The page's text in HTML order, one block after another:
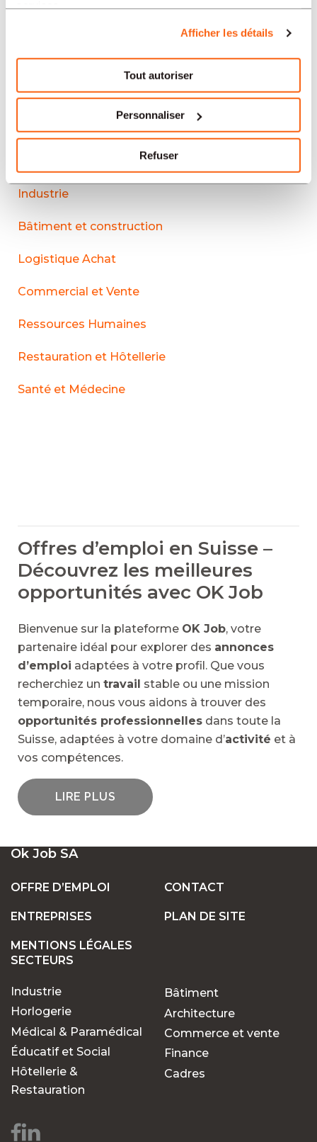
Afficher les détails
Tout autoriser
Personnaliser
Refuser
Nos offres d’emploi en Suisse
par secteur
Administration et secrétariat
Horlogerie
Industrie
Bâtiment et construction
Logistique Achat
Commercial et Vente
Ressources Humaines
Restauration et Hôtellerie
Santé et Médecine
Offres d’emploi en Suisse –
Découvrez les meilleures
opportunités avec OK Job
Bienvenue sur la plateforme OK Job, votre
partenaire idéal pour explorer des annonces
d’emploi adaptées à votre profil. Que vous
recherchiez un travail stable ou une mission
temporaire, nous vous aidons à trouver des
opportunités professionnelles dans toute la
Suisse, adaptées à votre domaine d’activité et à
vos compétences.
LIRE PLUS
UN LARGE ÉVENTAIL D'EMPLOIS VACANTS
EN SUISSE
POSTES FIXES OU TEMPORAIRES :
POURQUOI CHOISIR OK JOB POUR VOS
RECHERCHES D'EMPLOIS ?
Des opportunités pour
chaque parcours
Ok Job SA
OFFRE D’EMPLOI
ENTREPRISES
MENTIONS LÉGALES
CONTACT
PLAN DE SITE
SECTEURS
Industrie
Horlogerie
Médical & Paramédical
Éducatif et Social
Hôtellerie &
Restauration
Bâtiment
Architecture
Commerce et vente
Finance
Cadres